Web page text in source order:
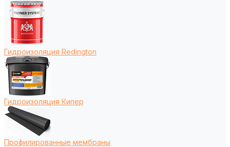
Гидроизоляция Redington
Гидроизоляция Кипер
Профилированные мембраны